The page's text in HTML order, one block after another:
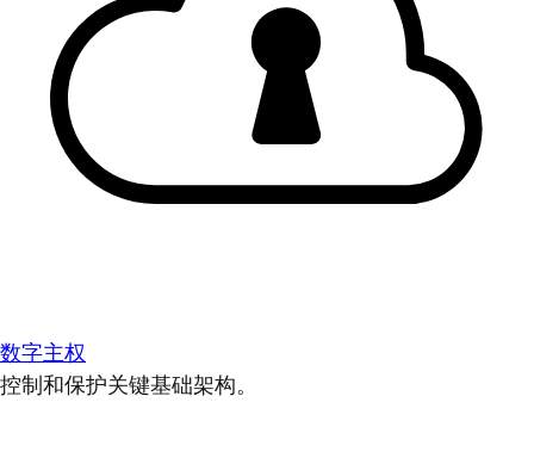
数字主权
控制和保护关键基础架构。